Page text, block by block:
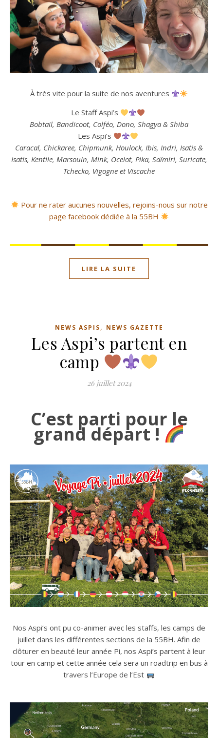
À très vite pour la suite de nos aventures
Le Staff Aspi’s
Bobtail, Bandicoot, Colféo, Dono, Shagya & Shiba
Les Aspi’s
Caracal, Chickaree, Chipmunk, Houlock, Ibis, Indri, Isatis &
Isatis, Kentile, Marsouin, Mink, Ocelot, Pika, Saïmiri, Suricate,
Tchecko, Vigogne et Viscache
Pour ne rater aucunes nouvelles, rejoins-nous sur notre
page facebook dédiée à la 55BH
LIRE LA SUITE
NEWS ASPIS, NEWS GAZETTE
Les Aspi’s partent en
camp
26 juillet 2024
C’est parti pour le
grand départ !
Nos Aspi’s ont pu co-animer avec les staffs, les camps de
juillet dans les différentes sections de la 55BH. Afin de
clôturer en beauté leur année Pi, nos Aspi’s partent à leur
tour en camp et cette année cela sera un roadtrip en bus à
travers l’Europe de l’Est